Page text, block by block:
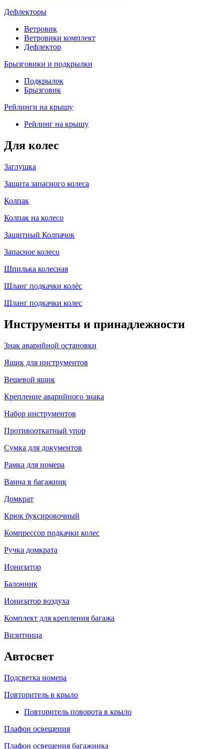
Дефлекторы
Ветровик
Ветровики комплект
Дефлектор
Брызговики и подкрылки
Подкрылок
Брызговик
Рейлинги на крышу
Рейлинг на крышу
Для колес
Заглушка
Защита запасного колеса
Колпак
Колпак на колесо
Защитный Колпачок
Запасное колесо
Шпилька колесная
Шланг подкачки колёс
Шланг подкачки колес
Инструменты и принадлежности
Знак аварийной остановки
Ящик для инструментов
Вещевой ящик
Крепление аварийного знака
Набор инструментов
Противооткатный упор
Сумка для документов
Рамка для номера
Ванна в багажник
Домкрат
Крюк буксировочный
Компрессор подкачки колес
Ручка домкрата
Ионизатор
Балонник
Ионизатор воздуха
Комплект для крепления багажа
Визитница
Автосвет
Подсветка номера
Повторитель в крыло
Повторитель поворота в крыло
Плафон освещения
Плафон освещения багажника